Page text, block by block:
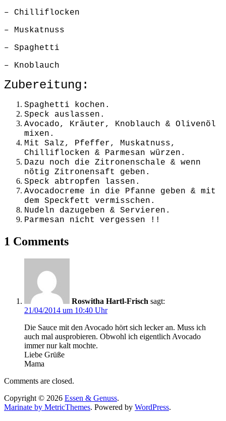
– Chilliflocken
– Muskatnuss
– Spaghetti
– Knoblauch
Zubereitung:
Spaghetti kochen.
Speck auslassen.
Avocado, Kräuter, Knoblauch & Olivenöl
mixen.
Mit Salz, Pfeffer, Muskatnuss,
Chilliflocken & Parmesan würzen.
Dazu noch die Zitronenschale & wenn
nötig Zitronensaft geben.
Speck abtropfen lassen.
Avocadocreme in die Pfanne geben & mit
dem Speckfett vermisschen.
Nudeln dazugeben & Servieren.
Parmesan nicht vergessen !!
1 Comments
Roswitha Hartl-Frisch sagt:
21/04/2014 um 10:40 Uhr
Die Sauce mit den Avocado hört sich lecker an. Muss ich
auch mal ausprobieren. Obwohl ich eigentlich Avocado
immer nur kalt mochte.
Liebe Grüße
Mama
Comments are closed.
Copyright © 2026 Essen & Genuss.
Marinate by MetricThemes. Powered by WordPress.